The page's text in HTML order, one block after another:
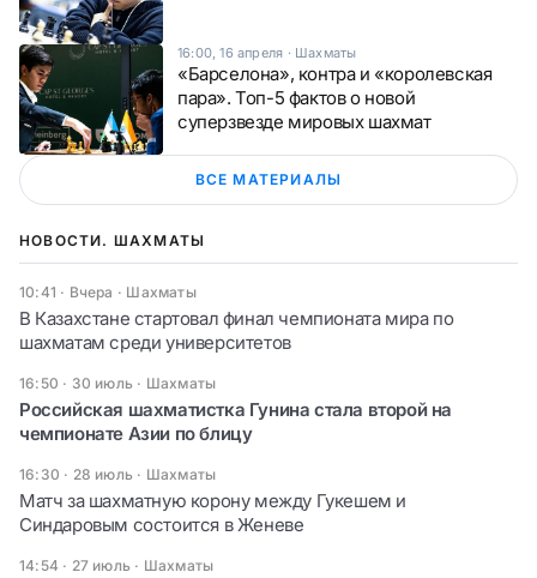
16:00, 16 апреля · Шахматы
«Барселона», контра и «королевская
пара». Топ-5 фактов о новой
суперзвезде мировых шахмат
ВСЕ МАТЕРИАЛЫ
НОВОСТИ. ШАХМАТЫ
10:41 · Вчера · Шахматы
В Казахстане стартовал финал чемпионата мира по
шахматам среди университетов
16:50 · 30 июль · Шахматы
Российская шахматистка Гунина стала второй на
чемпионате Азии по блицу
16:30 · 28 июль · Шахматы
Матч за шахматную корону между Гукешем и
Синдаровым состоится в Женеве
14:54 · 27 июль · Шахматы